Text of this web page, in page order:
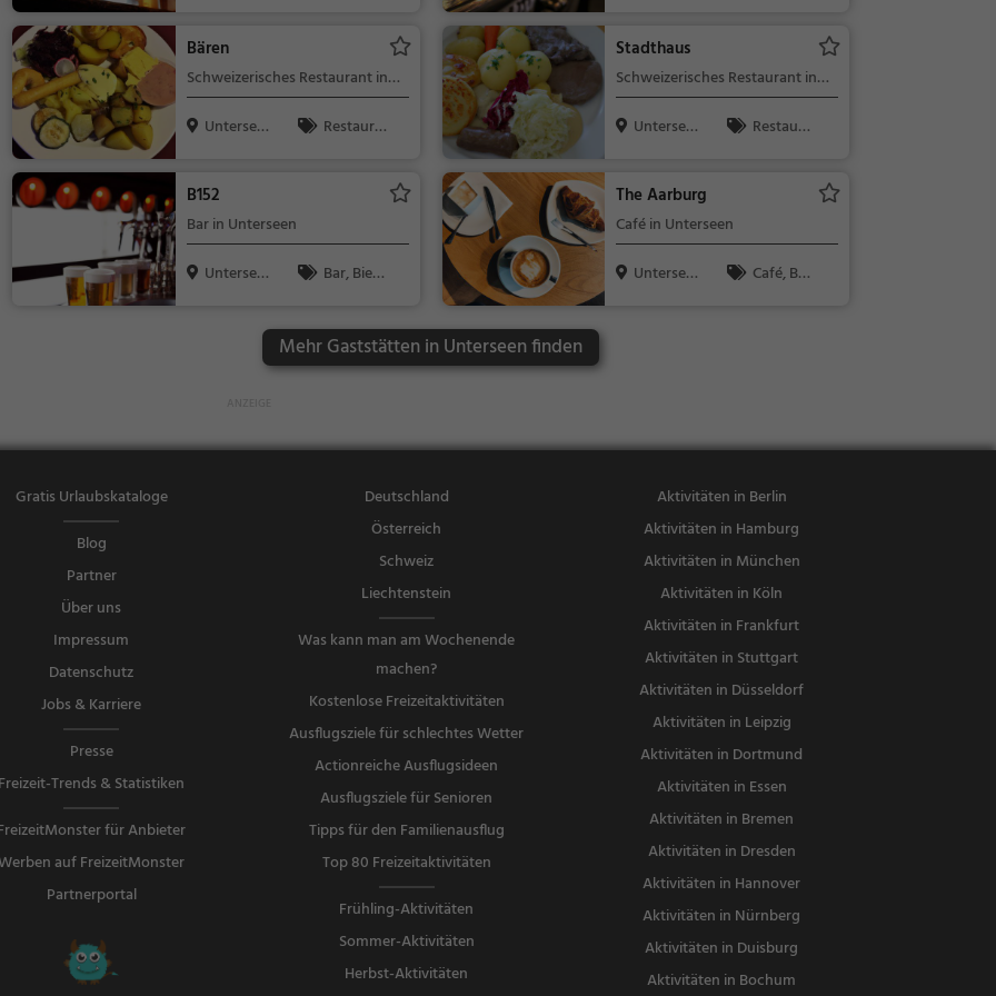
Bären
Schweizerisches Restaurant in
Unterseen
Untersee
Restaura
Stadthaus
Schweizerisches Restaurant in
Unterseen
Untersee
Restaura
agessen, Abe
B152
Bar in Unterseen
Untersee
Bar, Bier,
/ Getränke
The Aarburg
Café in Unterseen
Untersee
Café, Bar,
acks / Geträ
Mittagessen
Mehr Gaststätten in Unterseen finden
Gratis Urlaubskataloge
Blog
Partner
Über uns
Impressum
Datenschutz
Jobs & Karriere
Presse
Freizeit-Trends & Statistiken
für Anbieter
auf FreizeitMonster
Partnerportal
Deutschland
Österreich
Schweiz
Liechtenstein
Was kann man am Wochenende
machen?
Kostenlose Freizeitaktivitäten
Ausflugsziele für schlechtes Wetter
Actionreiche Ausflugsideen
Ausflugsziele für Senioren
Tipps für den Familienausflug
Top 80 Freizeitaktivitäten
Frühling-Aktivitäten
Sommer-Aktivitäten
Herbst-Aktivitäten
Aktivitäten in Berlin
Aktivitäten in Hamburg
Aktivitäten in München
Aktivitäten in Köln
Aktivitäten in Frankfurt
Aktivitäten in Stuttgart
Aktivitäten in Düsseldorf
Aktivitäten in Leipzig
Aktivitäten in Dortmund
Aktivitäten in Essen
Aktivitäten in Bremen
Aktivitäten in Dresden
Aktivitäten in Hannover
Aktivitäten in Nürnberg
Aktivitäten in Duisburg
Aktivitäten in Bochum